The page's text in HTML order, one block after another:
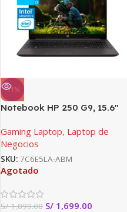
-11%
Notebook HP 250 G9, 15.6″
1.20/4.40GHz, 8GB DDR4-
3200MHz -1x8GB
Gaming Laptop, Laptop de
Negocios
SKU: 7C6E5LA-ABM
Agotado
S/1,899.00 S/ 1,699.00